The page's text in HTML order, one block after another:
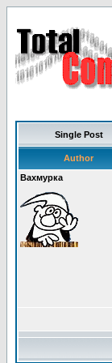
Single Post
Author
Вахмурка